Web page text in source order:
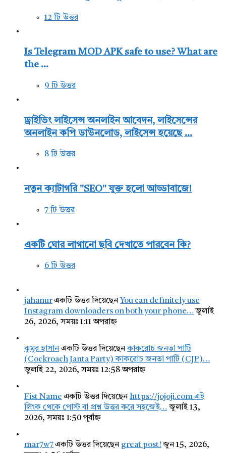
12 টি উত্তর
Is Telegram MOD APK safe to use? What are
the ...
9 টি উত্তর
ড্রাইভিং লাইসেন্স অনলাইন আবেদন, লাইসেন্সের
অনলাইন কপি ডাউনলোড, লাইসেন্স হয়েছে ...
8 টি উত্তর
নতুন ক্যাটাগরি "SEO" যুক্ত হলো আড্ডাবাজে!
7 টি উত্তর
একটি ঘোর লাগানো ছবি দেখাতে পারবেন কি?
6 টি উত্তর
jahanurএকটি উত্তর দিয়েছেন You can definitely use
Instagram downloaders on both your phone… জুলাই
26, 2026, সময়ঃ 1:11 অপরাহ্ন
ঝুমুর হাসানএকটি উত্তর দিয়েছেনকাকরোচ জনতা পার্টি
(Cockroach Janta Party) কাকরোচ জনতা পার্টি (CJP)…
জুলাই 22, 2026, সময়ঃ 12:58 অপরাহ্ন
Fist Name একটি উত্তর দিয়েছেন https://jojoji.com এই
লিংক থেকে পোস্ট বা প্রশ্ন উত্তর করে সহজেই… জুলাই 13,
2026, সময়ঃ 1:50 পূর্বাহ্ন
mar7w7একটি উত্তর দিয়েছেন great post! জুন 15, 2026,